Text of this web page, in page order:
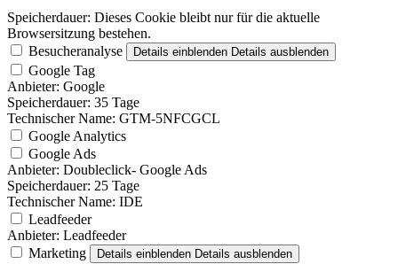
Speicherdauer: Dieses Cookie bleibt nur für die aktuelle
Browsersitzung bestehen.
Besucheranalyse
Details einblenden Details ausblenden
Google Tag
Anbieter: Google
Speicherdauer: 35 Tage
Technischer Name: GTM-5NFCGCL
Google Analytics
Google Ads
Anbieter: Doubleclick- Google Ads
Speicherdauer: 25 Tage
Technischer Name: IDE
Leadfeeder
Anbieter: Leadfeeder
Marketing
Details einblenden Details ausblenden